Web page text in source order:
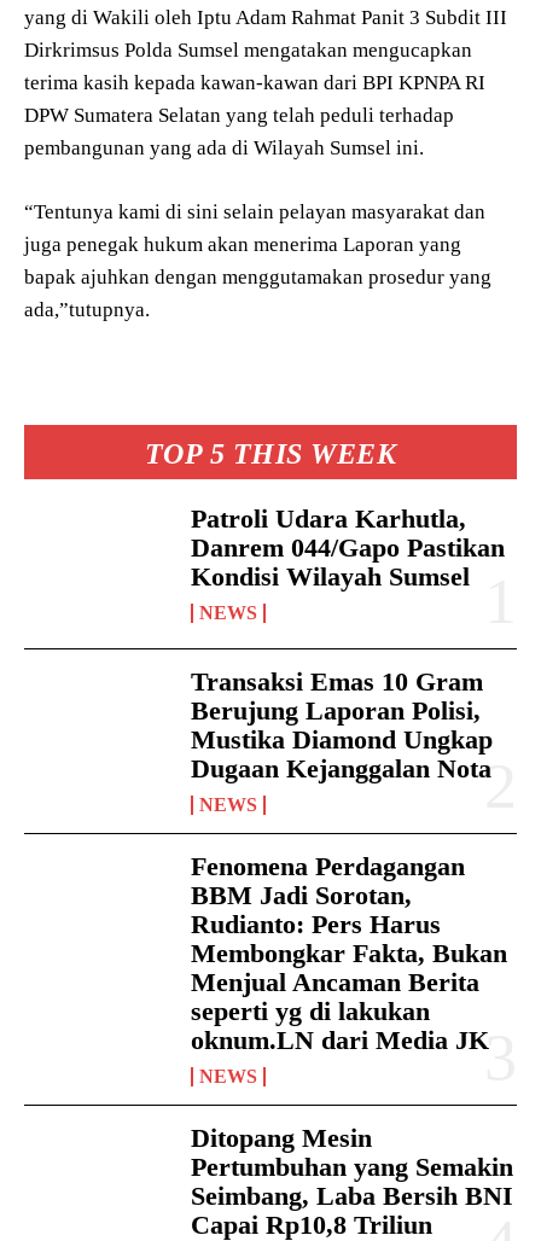
TOP 5 THIS WEEK
Patroli Udara Karhutla,
Danrem 044/Gapo Pastikan
Kondisi Wilayah Sumsel
NEWS
Transaksi Emas 10 Gram
Berujung Laporan Polisi,
Mustika Diamond Ungkap
Dugaan Kejanggalan Nota
NEWS
Fenomena Perdagangan
BBM Jadi Sorotan,
Rudianto: Pers Harus
Membongkar Fakta, Bukan
Menjual Ancaman Berita
seperti yg di lakukan
oknum.LN dari Media JK
NEWS
Ditopang Mesin
Pertumbuhan yang Semakin
Seimbang, Laba Bersih BNI
Capai Rp10,8 Triliun
yang di Wakili oleh Iptu Adam Rahmat Panit 3 Subdit III
Dirkrimsus Polda Sumsel mengatakan mengucapkan
terima kasih kepada kawan-kawan dari BPI KPNPA RI
DPW Sumatera Selatan yang telah peduli terhadap
pembangunan yang ada di Wilayah Sumsel ini.
“Tentunya kami di sini selain pelayan masyarakat dan
juga penegak hukum akan menerima Laporan yang
bapak ajuhkan dengan menggutamakan prosedur yang
ada,”tutupnya.